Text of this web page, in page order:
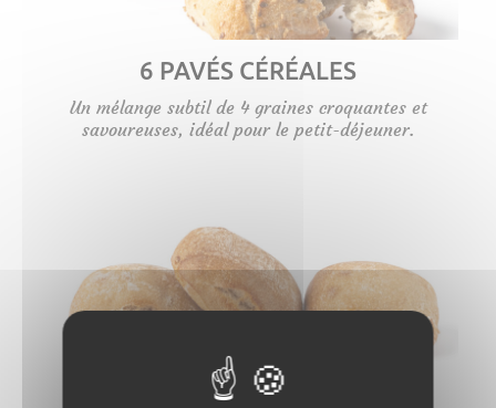
6 PAVÉS CÉRÉALES
Un mélange subtil de 4 graines croquantes et
savoureuses, idéal pour le petit-déjeuner.